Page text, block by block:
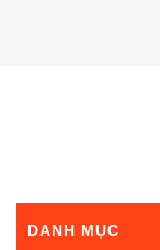
DANH MỤC